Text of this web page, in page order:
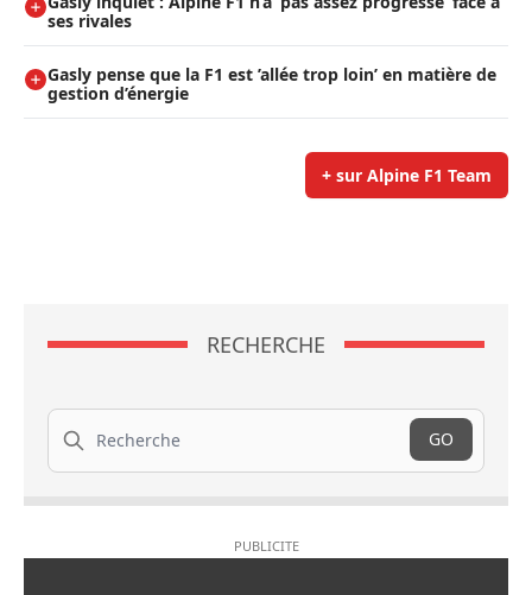
ses rivales
Gasly pense que la F1 est ’allée trop loin’ en matière de
gestion d’énergie
+ sur Alpine F1 Team
RECHERCHE
Recherche
GO